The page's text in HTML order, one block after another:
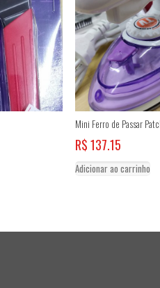
Mini Ferro de Passar
R$137.15
Adicionar ao carrinho